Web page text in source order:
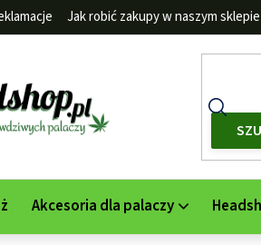
Jak robić zakupy w naszym sklepie
Akcesoria dla palaczy